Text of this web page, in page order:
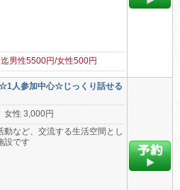
男性5500円/女性500円
人参加中心☆じっくり話せる
女性 3,000円
など、交流する生活空間とし
設です